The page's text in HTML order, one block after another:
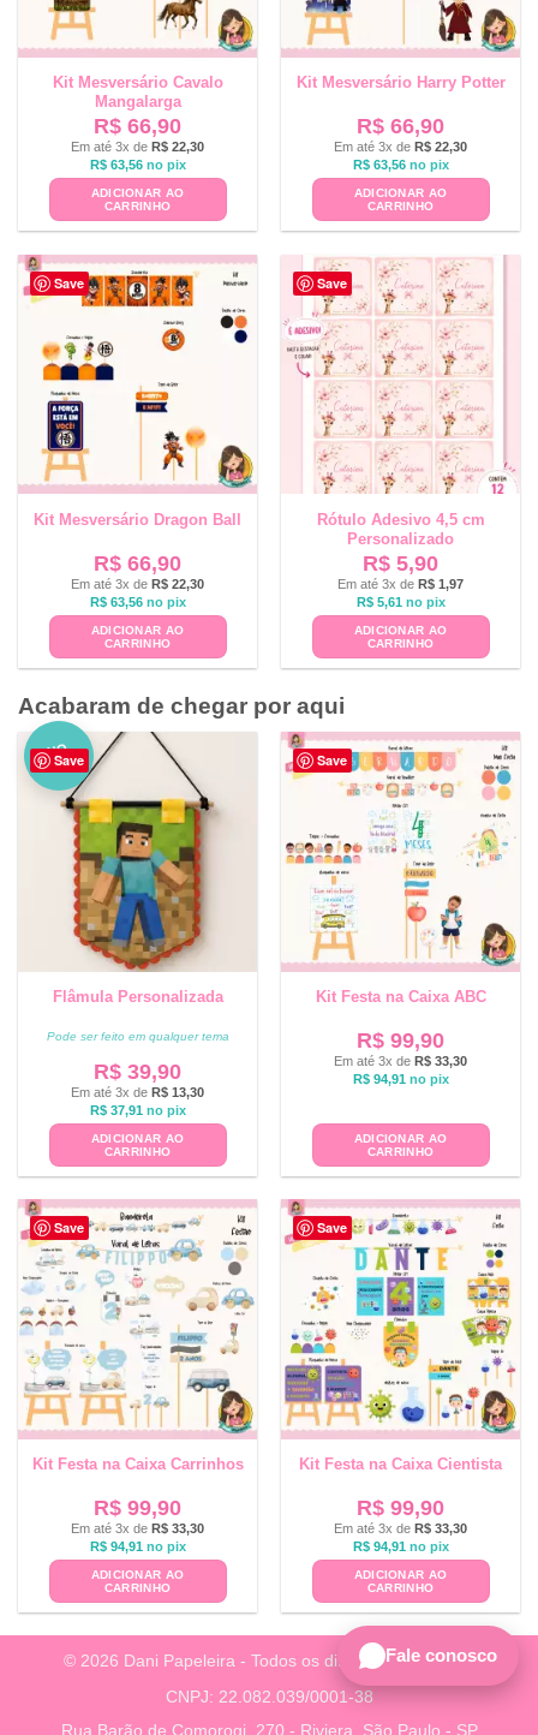
Kit Mesversário Cavalo
Mangalarga
R$ 66,90
Em até 3x de R$ 22,30
R$63,56 no pix
ADICIONAR AO
CARRINHO
Kit Mesversário Harry Potter
R$ 66,90
Em até 3x de R$ 22,30
R$63,56 no pix
ADICIONAR AO
CARRINHO
Save
Kit Mesversário Dragon Ball
R$ 66,90
Em até 3x de R$ 22,30
R$63,56 no pix
ADICIONAR AO
CARRINHO
Save
Rótulo Adesivo 4,5 cm
Personalizado
R$ 5,90
Em até 3x de R$ 1,97
R$5,61 no pix
ADICIONAR AO
CARRINHO
Acabaram de chegar por aqui
Save
NO
VO
Flâmula Personalizada
Pode ser feito em qualquer tema
R$ 39,90
Em até 3x de R$ 13,30
R$37,91 no pix
ADICIONAR AO
CARRINHO
Save
Kit Festa na Caixa ABC
R$ 99,90
Em até 3x de R$ 33,30
R$94,91 no pix
ADICIONAR AO
CARRINHO
Save
Kit Festa na Caixa Carrinhos
R$ 99,90
Em até 3x de R$ 33,30
R$94,91 no pix
ADICIONAR AO
CARRINHO
Save
Kit Festa na Caixa Cientista
R$ 99,90
Em até 3x de R$ 33,30
R$94,91 no pix
ADICIONAR AO
CARRINHO
© 2026 Dani Papeleira - Todos os direitos reservados.
CNPJ: 22.082.039/0001-38
Rua Barão de Comorogi, 270 - Riviera, São Paulo - SP
Fale conosco